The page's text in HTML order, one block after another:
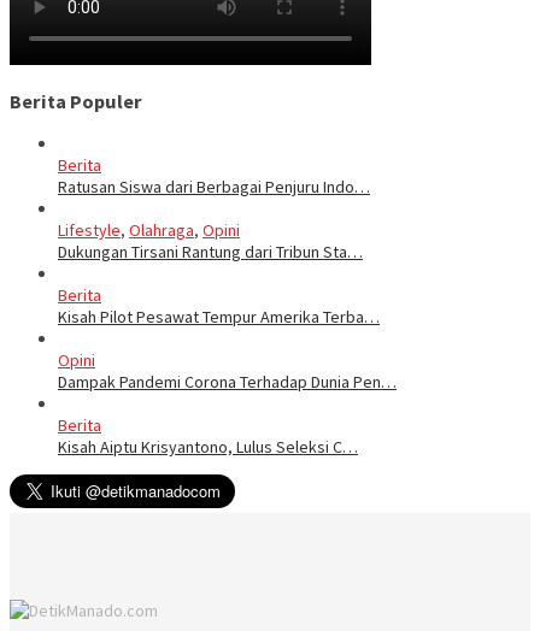
Berita Populer
Berita
Ratusan Siswa dari Berbagai Penjuru Indo…
Lifestyle, Olahraga, Opini
Dukungan Tirsani Rantung dari Tribun Sta…
Berita
Kisah Pilot Pesawat Tempur Amerika Terba…
Opini
Dampak Pandemi Corona Terhadap Dunia Pen…
Berita
Kisah Aiptu Krisyantono, Lulus Seleksi C…